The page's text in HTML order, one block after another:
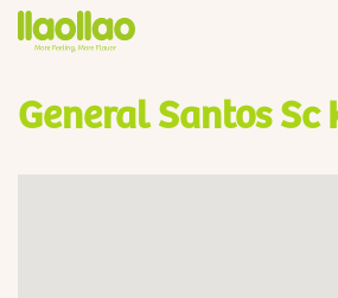
General Santos Sc